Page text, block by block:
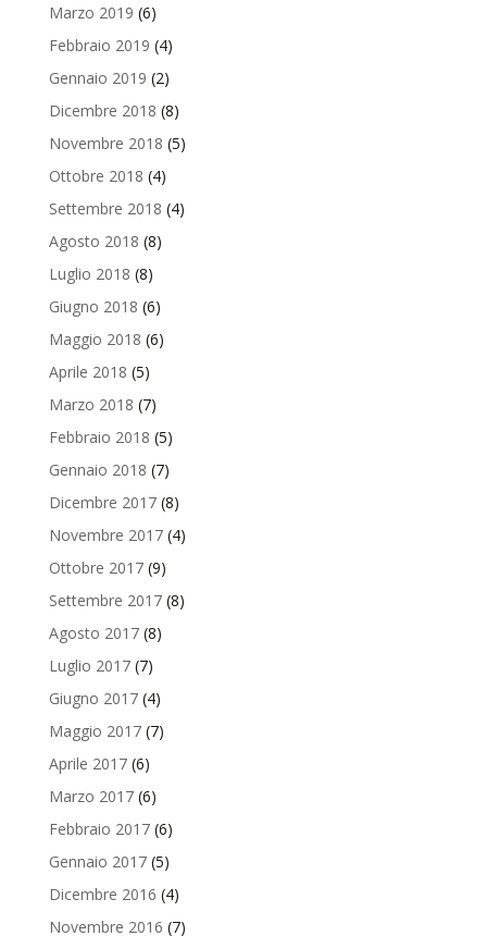
Marzo 2019 (6)
Febbraio 2019 (4)
Gennaio 2019 (2)
Dicembre 2018 (8)
Novembre 2018 (5)
Ottobre 2018 (4)
Settembre 2018 (4)
Agosto 2018 (8)
Luglio 2018 (8)
Giugno 2018 (6)
Maggio 2018 (6)
Aprile 2018 (5)
Marzo 2018 (7)
Febbraio 2018 (5)
Gennaio 2018 (7)
Dicembre 2017(8)
Novembre 2017(4)
Ottobre 2017(9)
Settembre 2017(8)
Agosto 2017(8)
Luglio 2017(7)
Giugno 2017(4)
Maggio 2017(7)
Aprile 2017(6)
Marzo 2017(6)
Febbraio 2017(6)
Gennaio 2017(5)
Dicembre 2016 (4)
Novembre 2016 (7)